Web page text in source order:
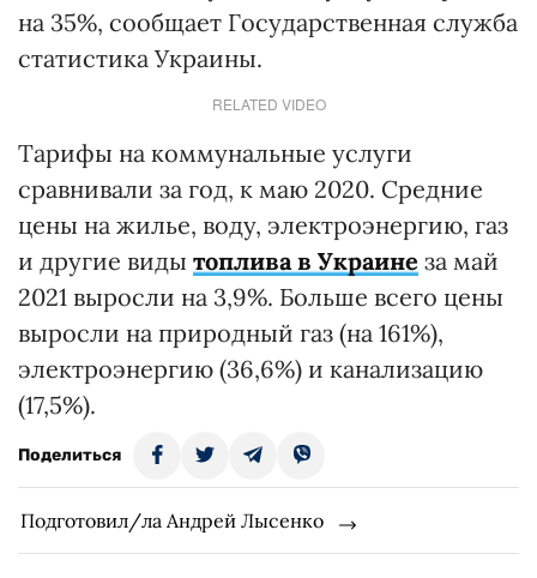
на 35%, сообщает Государственная служба
статистика Украины.
RELATED VIDEO
Тарифы на коммунальные услуги
сравнивали за год, к маю 2020. Средние
цены на жилье, воду, электроэнергию, газ
и другие виды топлива в Украине за май
2021 выросли на 3,9%. Больше всего цены
выросли на природный газ (на 161%),
электроэнергию (36,6%) и канализацию
(17,5%).
Поделиться
Подготовил/ла Андрей Лысенко